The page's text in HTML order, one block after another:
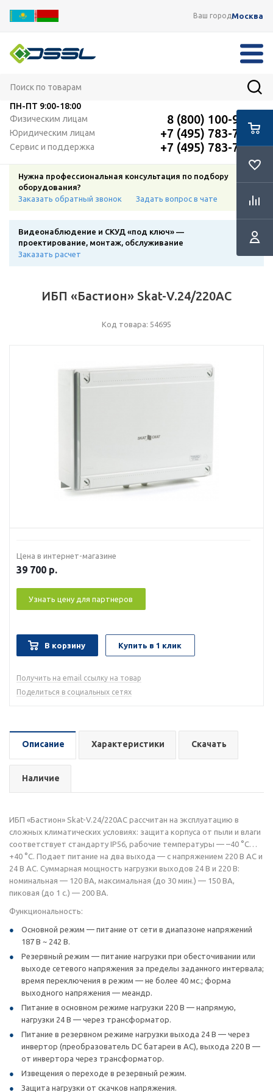
Ваш городМосква
ПН-ПТ 9:00-18:00
Физическим лицам
8 (800) 100-91-12
Юридическим лицам +7 (495) 783-72-87
Сервис и поддержка +7 (495) 783-72-87
Нужна профессиональная консультация по подбору
оборудования?
Заказать обратный звонок
Задать вопрос в чате
Видеонаблюдение и СКУД «под ключ» —
проектирование, монтаж, обслуживание
Заказать расчет
ИБП «Бастион» Skat-V.24/220AC
Код товара: 54695
Цена в интернет-магазине
39 700 р.
Узнать цену для партнеров
В корзину Купить в 1 клик
Получить на email ссылку на товар
Поделиться в социальных сетях
Описание Характеристики Скачать
Наличие
ИБП «Бастион» Skat-V.24/220AC рассчитан на эксплуатацию в
сложных климатических условиях: защита корпуса от пыли и влаги
соответствует стандарту IP56, рабочие температуры — –40 °C…
+40 °C. Подает питание на два выхода — с напряжением 220 В AC и
24 В AC. Суммарная мощность нагрузки выходов 24 В и 220 В:
номинальная — 120 ВА, максимальная (до 30 мин.) — 150 ВА,
пиковая (до 1 с.) — 200 ВА.
Функциональность:
Основной режим — питание от сети в диапазоне напряжений
187 В ~ 242 В.
Резервный режим — питание нагрузки при обесточивании или
выходе сетевого напряжения за пределы заданного интервала;
время переключения в режим — не более 40 мс.; форма
выходного напряжения — меандр.
Питание в основном режиме нагрузки 220 В — напрямую,
нагрузки 24 В — через трансформатор.
Питание в резервном режиме нагрузки выхода 24 В — через
инвертор (преобразователь DC батареи в AC), выхода 220 В —
от инвертора через трансформатор.
Извещения о переходе в резервный режим.
Защита нагрузки от скачков напряжения.